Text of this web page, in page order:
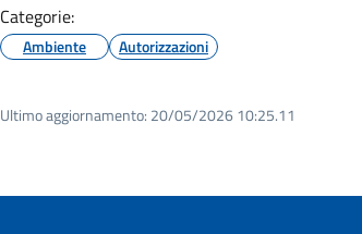
Categorie:
Ambiente Autorizzazioni
Ultimo aggiornamento: 20/05/2026 10:25.11